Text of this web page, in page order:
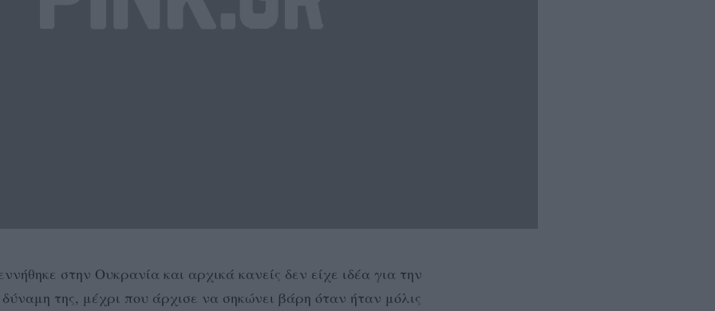
στην Ουκρανία και αρχικά κανείς δεν είχε ιδέα για την
της, μέχρι που άρχισε να σηκώνει βάρη όταν ήταν μόλις